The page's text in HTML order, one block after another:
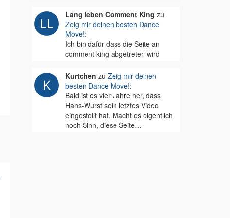
Lang leben Comment King zu
Zeig mir deinen besten Dance
Move!:
Ich bin dafür dass die Seite an
comment king abgetreten wird
Kurtchen zu Zeig mir deinen
besten Dance Move!:
Bald ist es vier Jahre her, dass
Hans-Wurst sein letztes Video
eingestellt hat. Macht es eigentlich
noch Sinn, diese Seite…